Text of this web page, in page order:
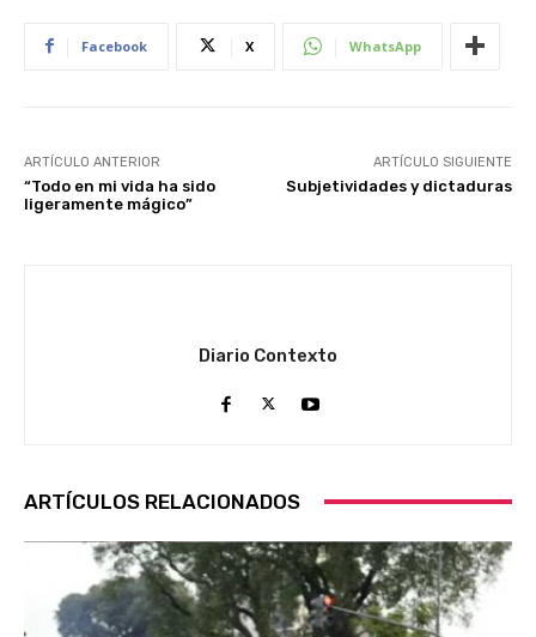
Facebook X WhatsApp
ARTÍCULO ANTERIOR
“Todo en mi vida ha sido
ligeramente mágico”
ARTÍCULO SIGUIENTE
Subjetividades y dictaduras
Diario Contexto
ARTÍCULOS RELACIONADOS